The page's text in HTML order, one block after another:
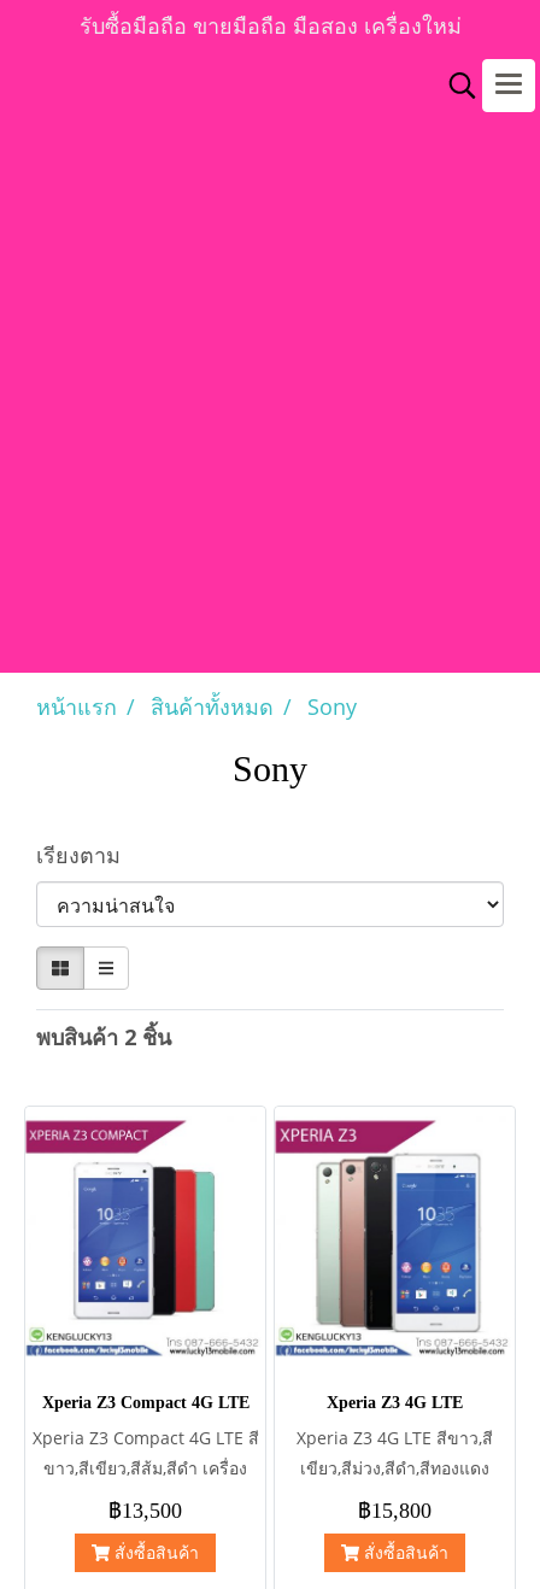
รับซื้อมือถือ ขายมือถือ มือสอง เครื่องใหม่
หน้าแรก สินค้าทั้งหมด Sony
Sony
เรียงตาม
พบสินค้า 2 ชิ้น
Xperia Z3 Compact 4G LTE
Xperia Z3 Compact 4G LTE สี
ขาว,สีเขียว,สีส้ม, สีดำ เครื่อง
นอก(D5833) และ เครื่องศูนย์
รับประกันศูนย์(D5833)
฿13,500
สั่งซื้อสินค้า
Xperia Z3 4G LTE
Xperia Z3 4G LTE สีขาว,สี
เขียว,สีม่วง, สีดำ,สีทองแดง
เครื่องนอก(D6633) 1ซิม และ 2
ซิม
฿15,800
สั่งซื้อสินค้า